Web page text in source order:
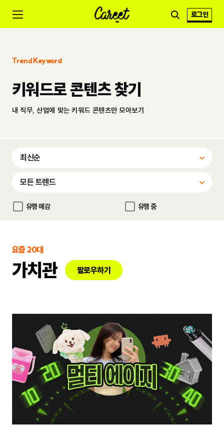
로그인
Trend Keyword
키워드로 콘텐츠 찾기
내 직무, 산업에 맞는 키워드 콘텐츠만 모아보기
유행 예감 유행 중
요즘 20대
가치관 팔로우하기